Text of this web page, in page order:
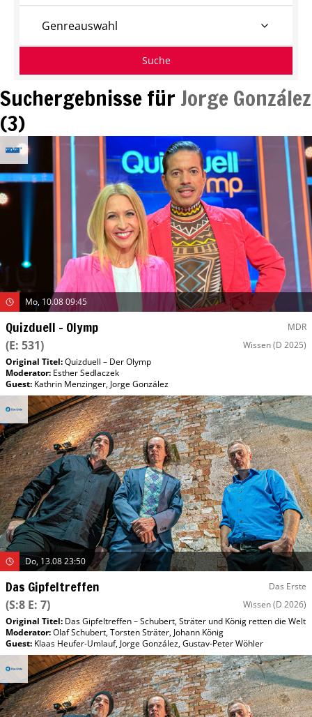
Suchergebnisse für Jorge González
(3)
Mo, 10.08 09:45
Quizduell – Olymp MDR
(E: 531) Wissen(D 2025)
Original Titel:Quizduell – Der Olymp
Moderator: Esther Sedlaczek
Guest: Kathrin Menzinger, Jorge González
Do, 13.08 23:50
Das Gipfeltreffen Das Erste
(S:8 E: 7) Wissen(D 2026)
Original Titel: Das Gipfeltreffen – Schubert, Sträter und König retten die Welt
Moderator:Olaf Schubert,Torsten Sträter, Johann König
Guest: Klaas Heufer-Umlauf, Jorge González,Gustav-Peter Wöhler
Genreauswahl
Suche